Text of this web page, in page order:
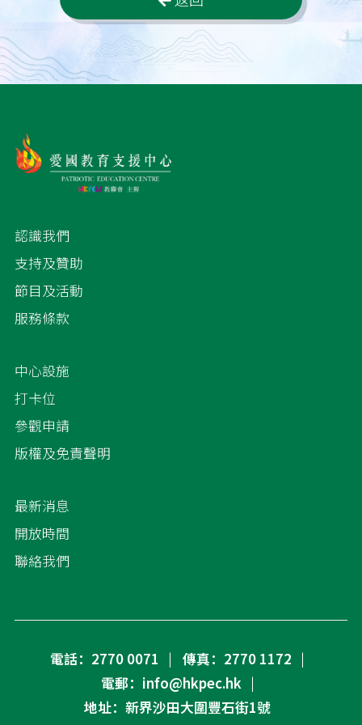
認識我們
支持及贊助
節目及活動
服務條款
中心設施
打卡位
參觀申請
版權及免責聲明
最新消息
開放時間
聯絡我們
電話：2770 0071
傳真：2770 1172
電郵：info@hkpec.hk
地址：新界沙田大圍豐石街1號